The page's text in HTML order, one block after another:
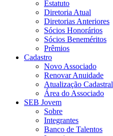
Estatuto
Diretoria Atual
Diretorias Anteriores
Sócios Honorários
Sócios Beneméritos
Prêmios
Cadastro
Novo Associado
Renovar Anuidade
Atualização Cadastral
Área do Associado
SEB Jovem
Sobre
Integrantes
Banco de Talentos